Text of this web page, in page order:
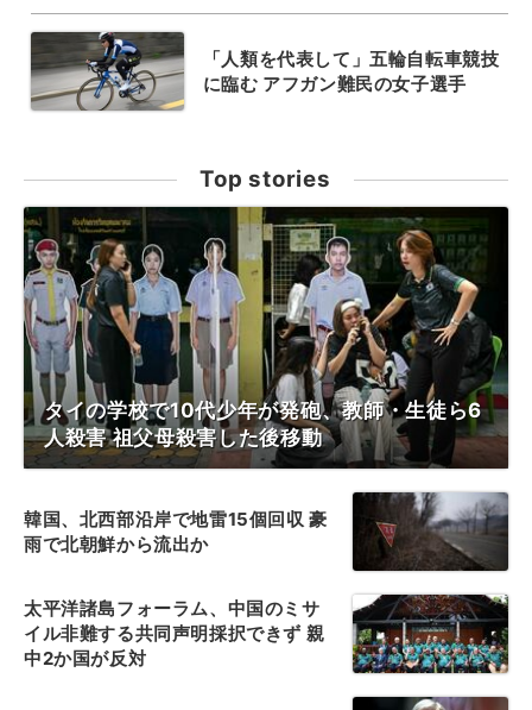
「人類を代表して」五輪自転車競技
に臨む アフガン難民の女子選手
Top stories
タイの学校で10代少年が発砲、教師・生徒ら6
人殺害 祖父母殺害した後移動
韓国、北西部沿岸で地雷15個回収 豪
雨で北朝鮮から流出か
太平洋諸島フォーラム、中国のミサ
イル非難する共同声明採択できず 親
中2か国が反対